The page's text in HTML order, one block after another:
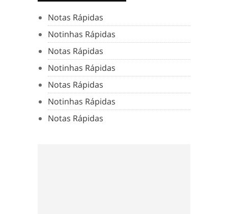
Notas Rápidas
Notinhas Rápidas
Notas Rápidas
Notinhas Rápidas
Notas Rápidas
Notinhas Rápidas
Notas Rápidas